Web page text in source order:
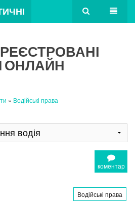
ОНЛАЙН
» Водійські права
коментар
Водійські права